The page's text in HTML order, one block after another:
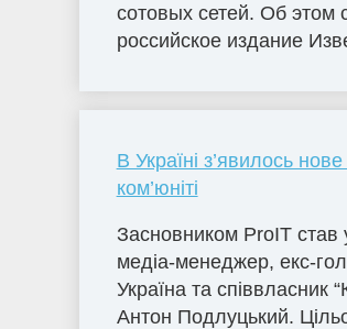
сотовых сетей. Об этом
российское издание
В Україні з’явилось
ком’юніті
Засновником ProIT став
медіа-менеджер, екс-
Україна та співвласник
Антон Подлуцький.